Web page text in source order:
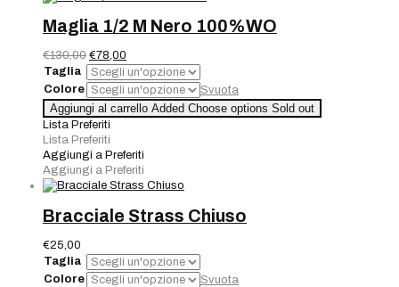
e
schiena
quantità
Maglia 1/2 M Nero 100%WO
€130,00 Il
prezzo
originale
era:
€130,00.
€78,00
prezzo
attuale
è:
€78,00.
Taglia
Colore
Svuota
Maglia
1/2
M
Nero
100%WO
quantità
Aggiungi al carrello Added Choose options Sold out
Lista Preferiti
Lista Preferiti
Aggiungi a Preferiti
Aggiungi a Preferiti
Bracciale Strass Chiuso
€25,00
Taglia
Colore
Svuota